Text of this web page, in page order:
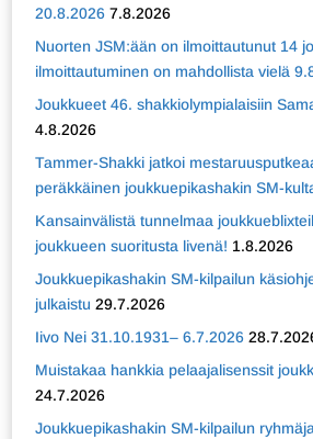
20.8.2026 7.8.2026
Nuorten JSM:ään on ilmoittautunut 14
ilmoittautuminen on mahdollista vielä
Joukkueet 46. shakkiolympialaisiin
4.8.2026
Tammer-Shakki jatkoi
peräkkäinen joukkuepikashakin SM-
Kansainvälistä tunnelmaa
joukkueen suoritusta livenä! 1.8.2026
Joukkuepikashakin SM-kilpailun
julkaistu 29.7.2026
Iivo Nei 31.10.1931– 6.7.2026
Muistakaa hankkia pelaajalisenssit
24.7.2026
Joukkuepikashakin SM-kilpailun